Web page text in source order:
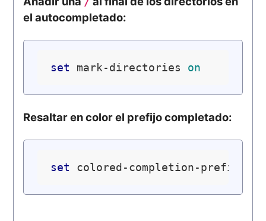
el autocompletado:
set mark-directories on
Resaltar en color el prefijo completado:
set colored-completion-prefix